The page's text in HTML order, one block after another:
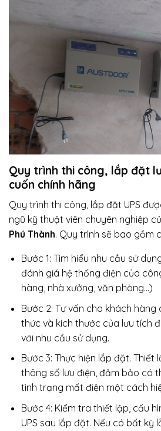
Quy trình thi công, lắp đặt
cuốn chính hãng
Quy trình thi công, lắp đặt UPS
ngũ kỹ thuật viên chuyên nghiệp
Phú Thành. Quy trình sẽ bao gồm
Bước 1: Tìm hiểu nhu cầu sử
đánh giá hệ thống điện của
hàng, nhà xưởng, văn phòng…)
Bước 2: Tư vấn cho khách hàng
thức và kích thước của lưu tích
với nhu cầu sử dụng.
Bước 3: Thực hiện lắp đặt. Thiết
thông số lưu điện, đảm bảo có
tình trạng mất điện một cách
Bước 4: Kiểm tra thiết lập, cấu
UPS sau lắp đặt. Nếu có bất kỳ